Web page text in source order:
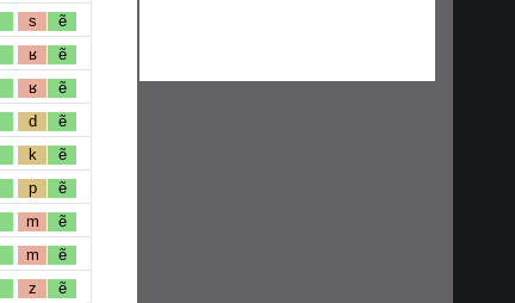
s ẽ
ʁ ẽ
ʁ ẽ
d ẽ
k ẽ
p ẽ
m ẽ
m ẽ
z ẽ